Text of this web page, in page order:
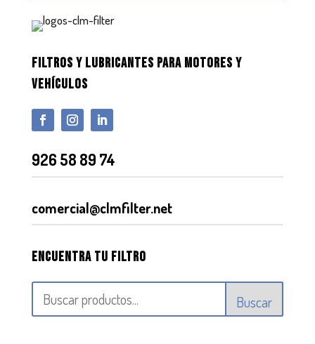
FILTROS Y LUBRICANTES PARA MOTORES Y
VEHÍCULOS
926 58 89 74
comercial@clmfilter.net
Encuentra tu filtro
Buscar